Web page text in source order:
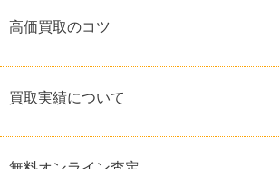
高価買取のコツ
買取実績について